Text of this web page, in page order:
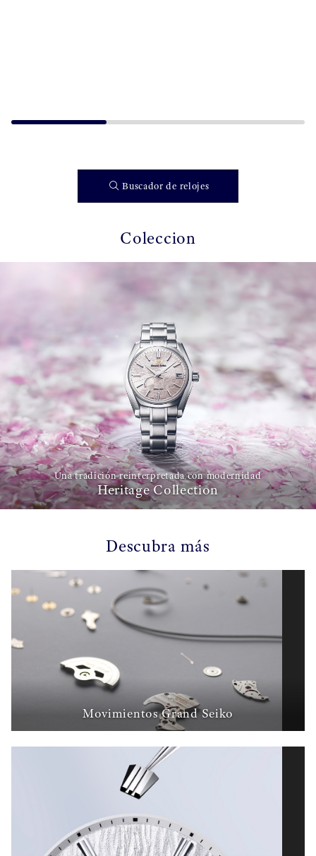
Buscador de relojes
Coleccion
Una tradición reinterpretada con modernidad
Heritage Collection
Descubra más
Movimientos Grand Seiko